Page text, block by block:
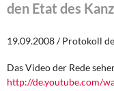
Steuer- und
den Etat des
19.09.2008 / Protokoll
Das Video der Rede
http://de.youtube.com/